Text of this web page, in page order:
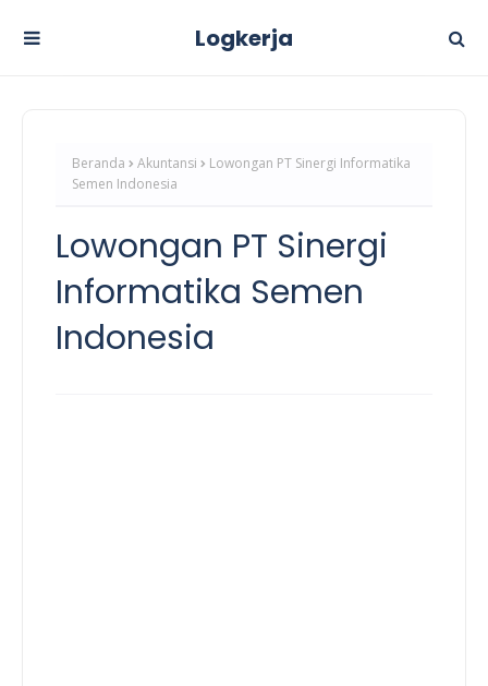
Logkerja
Beranda Akuntansi
Lowongan PT Sinergi Informatika
Semen Indonesia
Lowongan PT Sinergi
Informatika Semen
Indonesia